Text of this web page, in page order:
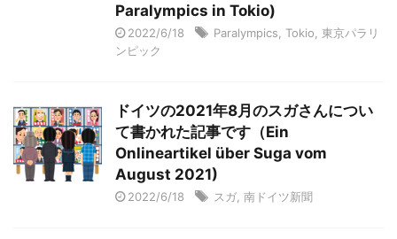
Paralympics in Tokio)
2022/6/18 Paralympics Tokio 東京パラリ
ンピック
ドイツの2021年8月のスガさんについ
て書かれた記事です（Ein
Onlineartikel über Suga vom
August 2021)
2022/6/18 スガ 南ドイツ新聞